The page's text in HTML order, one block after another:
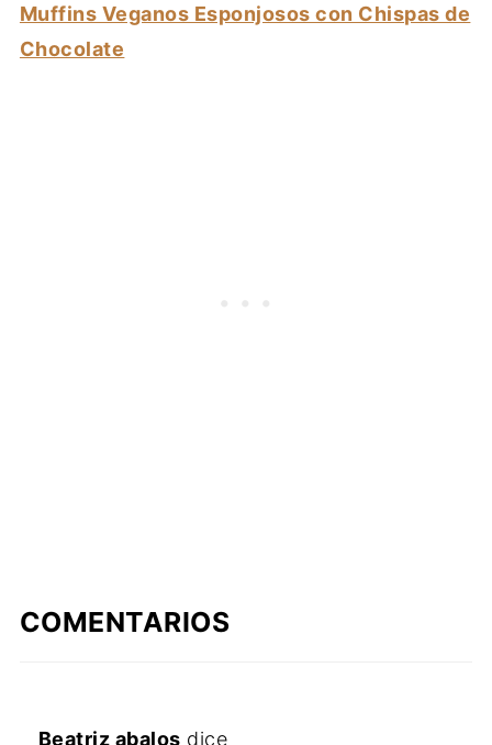
Muffins Veganos Esponjosos con Chispas de
Chocolate
COMENTARIOS
Beatriz abalos dice